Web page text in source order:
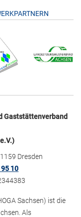
Gaststättenverband
Dresden
10
Sachsen) ist die
Als